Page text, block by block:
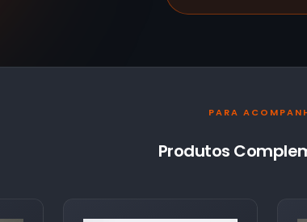
PARA
Produtos